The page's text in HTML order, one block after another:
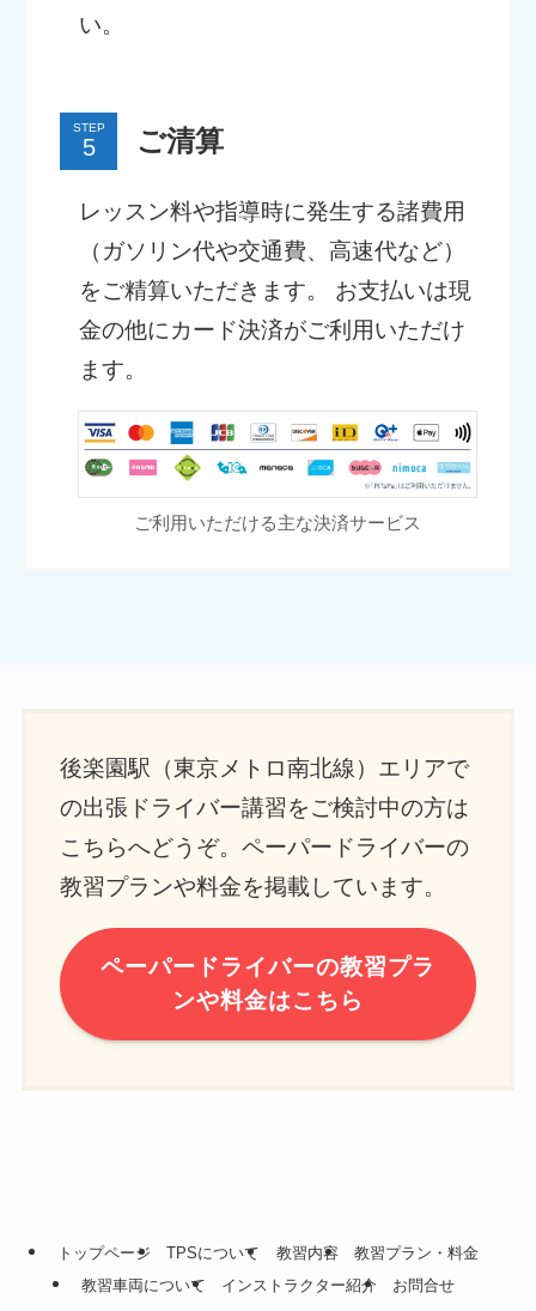
い。
STEP ご清算
レッスン料や指導時に発生する諸費用
（ガソリン代や交通費、高速代など）
をご精算いただきます。 お支払いは現
金の他にカード決済がご利用いただけ
ます。
ご利用いただける主な決済サービス
後楽園駅（東京メトロ南北線）エリアで
の出張ドライバー講習をご検討中の方は
こちらへどうぞ。ペーパードライバーの
教習プランや料金を掲載しています。
ペーパードライバーの教習プラ
ンや料金はこちら
トップページ TPSについて 教習内容
教習プラン・料金
教習車両について
インストラクター紹介 お問合せ